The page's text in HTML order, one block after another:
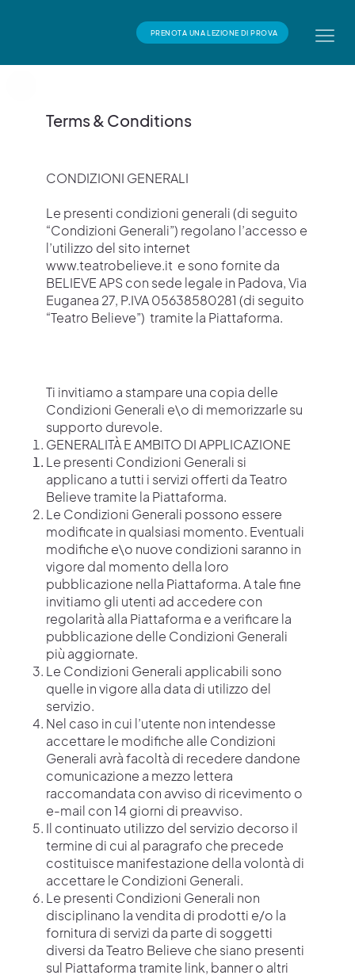
PRENOTA UNA LEZIONE DI PROVA
Terms & Conditions
CONDIZIONI GENERALI
Le presenti condizioni generali (di seguito
“Condizioni Generali”) regolano l’accesso e
l’utilizzo del sito internet
www.teatrobelieve.it e sono fornite da
BELIEVE APS con sede legale in Padova, Via
Euganea 27, P.IVA 05638580281 (di seguito
“Teatro Believe”) tramite la Piattaforma.
Ti invitiamo a stampare una copia delle
Condizioni Generali e\o di memorizzarle su
supporto durevole.
GENERALITÀ E AMBITO DI APPLICAZIONE
Le presenti Condizioni Generali si
applicano a tutti i servizi offerti da Teatro
Believe tramite la Piattaforma.
Le Condizioni Generali possono essere
modificate in qualsiasi momento. Eventuali
modifiche e\o nuove condizioni saranno in
vigore dal momento della loro
pubblicazione nella Piattaforma. A tale fine
invitiamo gli utenti ad accedere con
regolarità alla Piattaforma e a verificare la
pubblicazione delle Condizioni Generali
più aggiornate.
Le Condizioni Generali applicabili sono
quelle in vigore alla data di utilizzo del
servizio.
Nel caso in cui l’utente non intendesse
accettare le modifiche alle Condizioni
Generali avrà facoltà di recedere dandone
comunicazione a mezzo lettera
raccomandata con avviso di ricevimento o
e-mail con 14 giorni di preavviso.
Il continuato utilizzo del servizio decorso il
termine di cui al paragrafo che precede
costituisce manifestazione della volontà di
accettare le Condizioni Generali.
Le presenti Condizioni Generali non
disciplinano la vendita di prodotti e/o la
fornitura di servizi da parte di soggetti
diversi da Teatro Believe che siano presenti
sul Piattaforma tramite link, banner o altri